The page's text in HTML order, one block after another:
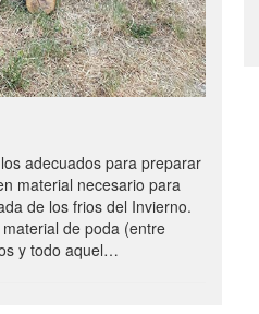
adecuados para preparar
material necesario para
de los frios del Invierno.
de poda (entre
y todo aquel…